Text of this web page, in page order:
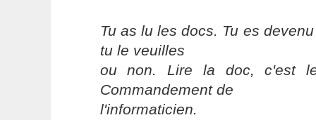
Tu as lu les docs. Tu es
tu le veuilles
ou non. Lire la doc, c'est
Commandement de
l'informaticien.